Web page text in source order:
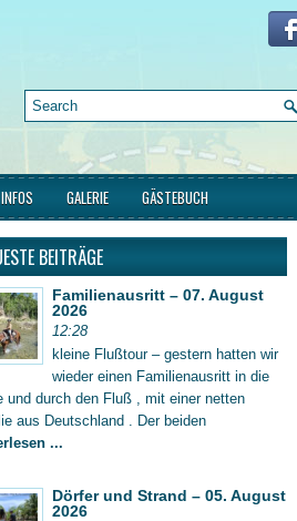
GALERIE GÄSTEBUCH
BEITRÄGE
Familienausritt – 07. August
2026
12:28
kleine Flußtour – gestern hatten wir
wieder einen Familienausritt in die
und durch den Fluß , mit einer netten
aus Deutschland . Der beiden
...
Dörfer und Strand – 05. August
2026